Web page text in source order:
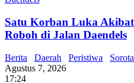
Satu Korban Luka
Roboh di Jalan Daendels
Berita Daerah Peristiwa
Agustus 7, 2026
17:24